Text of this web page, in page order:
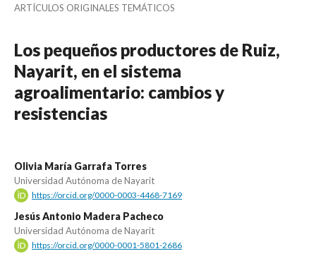
ARTÍCULOS ORIGINALES TEMÁTICOS
Los pequeños productores de Ruiz,
Nayarit, en el sistema
agroalimentario: cambios y
resistencias
Olivia María Garrafa Torres
Universidad Autónoma de Nayarit
https://orcid.org/0000-0003-4468-7169
Jesús Antonio Madera Pacheco
Universidad Autónoma de Nayarit
https://orcid.org/0000-0001-5801-2686